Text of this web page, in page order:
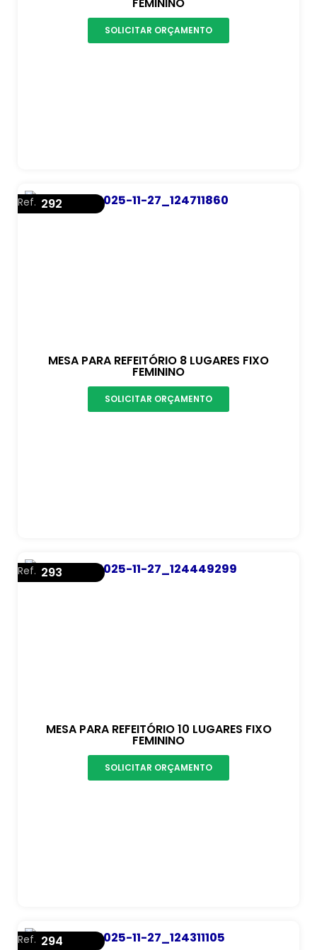
SOLICITAR ORÇAMENTO
MESA PARA REFEITÓRIO 8 LUGARES FIXO
FEMININO
Ref. 292
SOLICITAR ORÇAMENTO
MESA PARA REFEITÓRIO 10 LUGARES FIXO
FEMININO
Ref. 293
SOLICITAR ORÇAMENTO
Ref. 294